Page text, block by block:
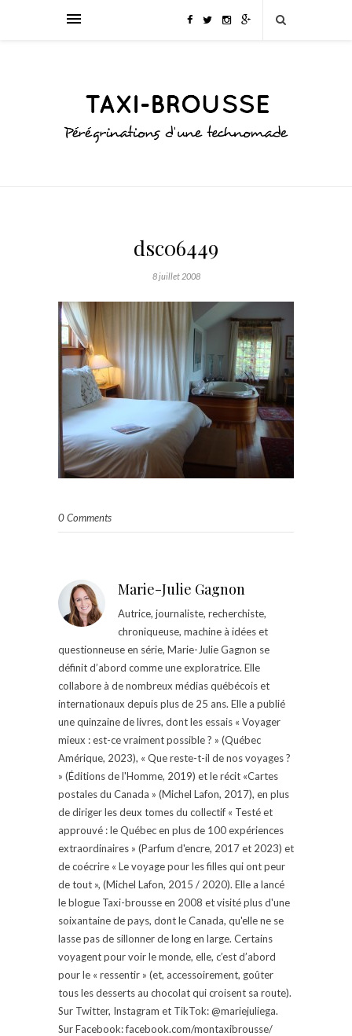
dsc06449
8 juillet 2008
0 Comments
Marie-Julie Gagnon
Autrice, journaliste, recherchiste,
chroniqueuse, machine à idées et
questionneuse en série, Marie-Julie Gagnon se
définit d’abord comme une exploratrice. Elle
collabore à de nombreux médias québécois et
internationaux depuis plus de 25 ans. Elle a publié
une quinzaine de livres, dont les essais « Voyager
mieux : est-ce vraiment possible ? » (Québec
Amérique, 2023), « Que reste-t-il de nos voyages ?
» (Éditions de l'Homme, 2019) et le récit «Cartes
postales du Canada » (Michel Lafon, 2017), en plus
de diriger les deux tomes du collectif « Testé et
approuvé : le Québec en plus de 100 expériences
extraordinaires » (Parfum d'encre, 2017 et 2023) et
de coécrire « Le voyage pour les filles qui ont peur
de tout », (Michel Lafon, 2015 / 2020). Elle a lancé
le blogue Taxi-brousse en 2008 et visité plus d'une
soixantaine de pays, dont le Canada, qu'elle ne se
lasse pas de sillonner de long en large. Certains
voyagent pour voir le monde, elle, c’est d’abord
pour le « ressentir » (et, accessoirement, goûter
tous les desserts au chocolat qui croisent sa route).
Sur Twitter, Instagram et TikTok: @mariejuliega.
Sur Facebook: facebook.com/montaxibrousse/